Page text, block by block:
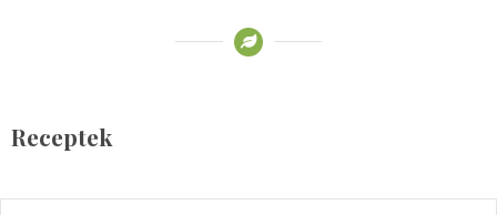
Receptek
2023.03.06.